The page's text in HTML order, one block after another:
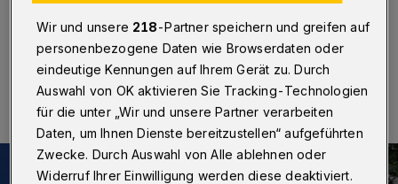
11.07.2024 , 17:01 Uhr Eine Minute Lesezeit
Wir und unsere 218-Partner speichern und greifen auf
personenbezogene Daten wie Browserdaten oder
eindeutige Kennungen auf Ihrem Gerät zu. Durch
Auswahl von OK aktivieren Sie Tracking-Technologien
für die unter „Wir und unsere Partner verarbeiten
Daten, um Ihnen Dienste bereitzustellen“ aufgeführten
Zwecke. Durch Auswahl von Alle ablehnen oder
Widerruf Ihrer Einwilligung werden diese deaktiviert.